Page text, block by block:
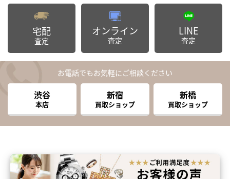
宅配
査定
オンライン
査定
LINE
査定
お電話でもお気軽にご相談ください
渋谷
本店
新宿
買取ショップ
新橋
買取ショップ